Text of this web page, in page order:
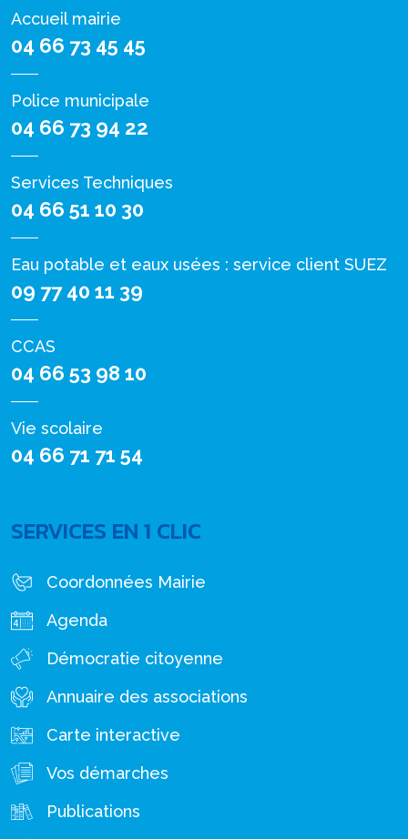
Accueil mairie
04 66 73 45 45
Police municipale
04 66 73 94 22
Services Techniques
04 66 51 10 30
Eau potable et eaux usées : service client SUEZ
09 77 40 11 39
CCAS
04 66 53 98 10
Vie scolaire
04 66 71 71 54
SERVICES EN 1 CLIC
Coordonnées Mairie
Agenda
Démocratie citoyenne
Annuaire des associations
Carte interactive
Vos démarches
Publications